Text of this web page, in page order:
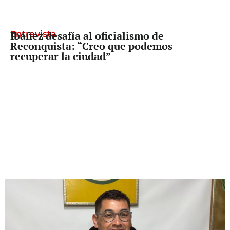
Entrevista
Ibáñez desafía al oficialismo de
Reconquista: “Creo que podemos
recuperar la ciudad”